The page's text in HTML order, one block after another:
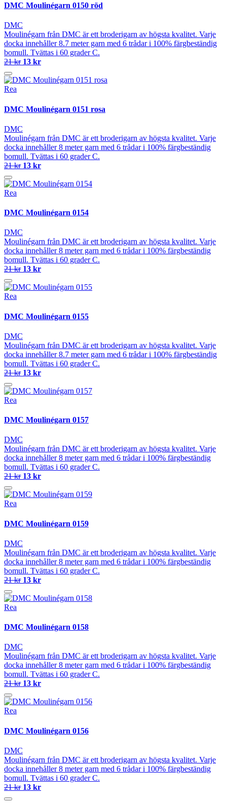
DMC Moulinégarn 0150 röd
DMC
Moulinégarn från DMC är ett broderigarn av högsta kvalitet. Varje
docka innehåller 8.7 meter garn med 6 trådar i 100% färgbeständig
bomull. Tvättas i 60 grader C.
21 kr 13 kr
Rea
DMC Moulinégarn 0151 rosa
DMC
Moulinégarn från DMC är ett broderigarn av högsta kvalitet. Varje
docka innehåller 8 meter garn med 6 trådar i 100% färgbeständig
bomull. Tvättas i 60 grader C.
21 kr 13 kr
Rea
DMC Moulinégarn 0154
DMC
Moulinégarn från DMC är ett broderigarn av högsta kvalitet. Varje
docka innehåller 8 meter garn med 6 trådar i 100% färgbeständig
bomull. Tvättas i 60 grader C.
21 kr 13 kr
Rea
DMC Moulinégarn 0155
DMC
Moulinégarn från DMC är ett broderigarn av högsta kvalitet. Varje
docka innehåller 8.7 meter garn med 6 trådar i 100% färgbeständig
bomull. Tvättas i 60 grader C.
21 kr 13 kr
Rea
DMC Moulinégarn 0157
DMC
Moulinégarn från DMC är ett broderigarn av högsta kvalitet. Varje
docka innehåller 8 meter garn med 6 trådar i 100% färgbeständig
bomull. Tvättas i 60 grader C.
21 kr 13 kr
Rea
DMC Moulinégarn 0159
DMC
Moulinégarn från DMC är ett broderigarn av högsta kvalitet. Varje
docka innehåller 8 meter garn med 6 trådar i 100% färgbeständig
bomull. Tvättas i 60 grader C.
21 kr 13 kr
Rea
DMC Moulinégarn 0158
DMC
Moulinégarn från DMC är ett broderigarn av högsta kvalitet. Varje
docka innehåller 8 meter garn med 6 trådar i 100% färgbeständig
bomull. Tvättas i 60 grader C.
21 kr 13 kr
Rea
DMC Moulinégarn 0156
DMC
Moulinégarn från DMC är ett broderigarn av högsta kvalitet. Varje
docka innehåller 8 meter garn med 6 trådar i 100% färgbeständig
bomull. Tvättas i 60 grader C.
21 kr 13 kr